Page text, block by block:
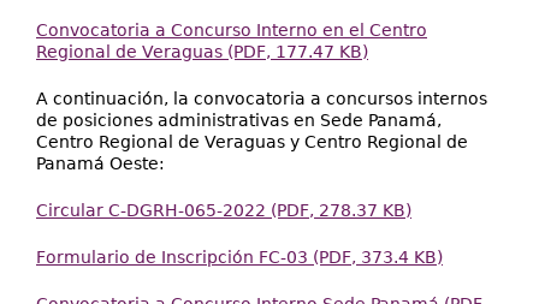
Convocatoria a Concurso Interno en el Centro
Regional de Veraguas (PDF, 177.47 KB)
A continuación, la convocatoria a concursos internos
de posiciones administrativas en Sede Panamá,
Centro Regional de Veraguas y Centro Regional de
Panamá Oeste:
Circular C-DGRH-065-2022 (PDF, 278.37 KB)
Formulario de Inscripción FC-03 (PDF, 373.4 KB)